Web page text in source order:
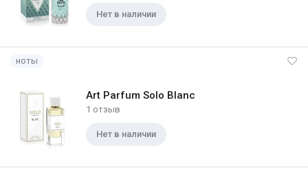
Нет в наличии
ноты
Art Parfum Solo Blanc
1 отзыв
Нет в наличии